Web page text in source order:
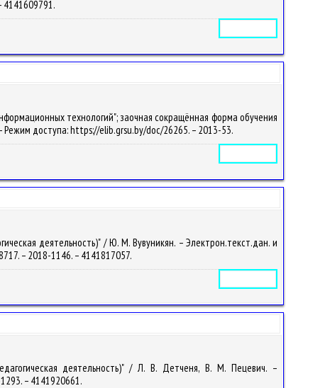
4141609791.
технологий"; заочная сокращённая форма обучения
Режим доступа: https://elib.grsu.by/doc/26265. – 2013-53.
деятельность)" / Ю. М. Вувуникян. – Электрон.текст.дан. и
– 2018-1146. – 4141817057.
деятельность)" / Л. В. Детченя, В. М. Пецевич. –
– 4141920661.